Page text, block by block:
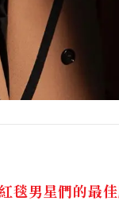
男星們的最